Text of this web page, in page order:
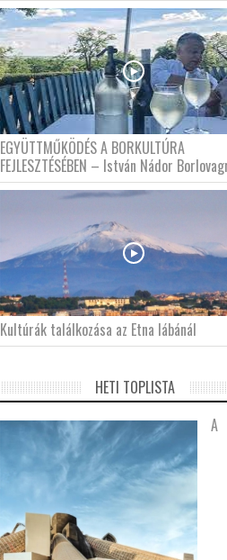
EGYÜTTMŰKÖDÉS A BORKULTÚRA
FEJLESZTÉSÉBEN – István Nádor
Kultúrák találkozása az Etna lábánál
HETI TOPLISTA
A